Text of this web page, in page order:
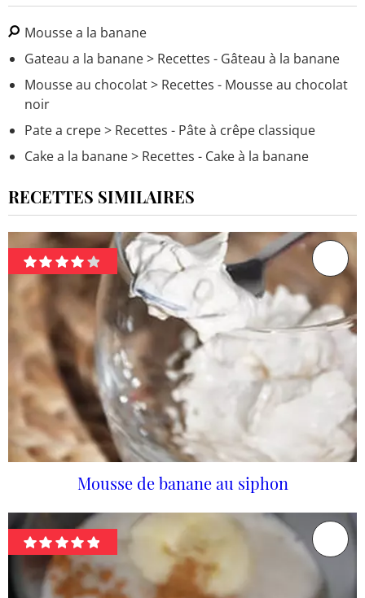
Mousse a la banane
Gateau a la banane> Recettes - Gâteau à la banane
Mousse au chocolat> Recettes - Mousse au chocolat
noir
Pate a crepe> Recettes - Pâte à crêpe classique
Cake a la banane> Recettes - Cake à la banane
RECETTES SIMILAIRES
Mousse de banane au siphon